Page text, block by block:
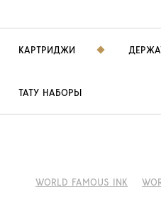
КАРТРИДЖИ
ТАТУ НАБОРЫ
WORLD FAMOUS INK